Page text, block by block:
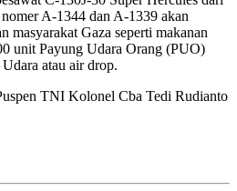
A-1344 dan A-1339 akan
masyarakat Gaza seperti makanan
unit Payung Udara Orang (PUO)
atau air drop.
TNI Kolonel Cba Tedi Rudianto